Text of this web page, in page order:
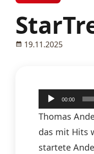
19.11.2025
Audio-
Player
00:00
Thomas
das mit Hits
startete